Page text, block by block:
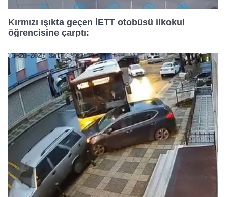
sınırlı olarak açık rızanız dahilinde kullanılacaktır.
Çerezlere ilişkin tercihlerinizi aşağıda yer alan panel
için Ayarlar butonuna tıklayabilir,Çerez Bilgilendirme
Metnimiziziyaret edebilirsiniz.
6698 sayılı Kişisel Verilerin Korunması Kanunu uyarınca
hazırlanmış Aydınlatma Metnimizi okumak ve sitemizde
ilgili mevzuata uygun olarak kullanılan çerezlerle ilgili bilgi
almak için lütfentıklayınız.
19:30
20:50
21:30
22:10
22:50
Kırmızı ışıkta geçen İETT otobüsü ilkokul
öğrencisine çarptı: